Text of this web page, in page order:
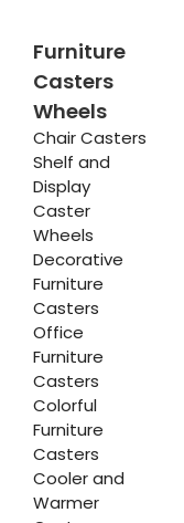
Furniture
Casters
Wheels
Chair Casters
Shelf and
Display
Caster
Wheels
Decorative
Furniture
Casters
Office
Furniture
Casters
Colorful
Furniture
Casters
Cooler and
Warmer